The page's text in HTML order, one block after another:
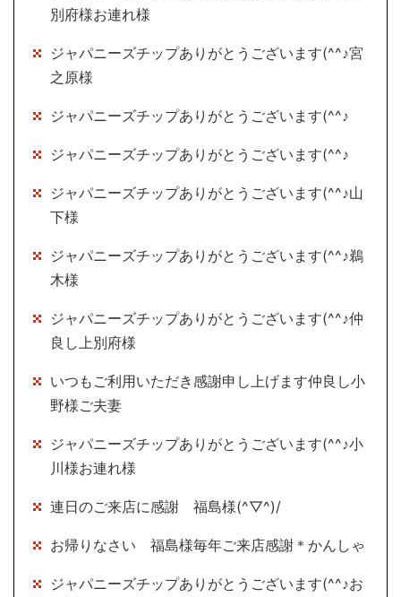
別府様お連れ様
ジャパニーズチップありがとうございます(^^♪宮
之原様
ジャパニーズチップありがとうございます(^^♪
ジャパニーズチップありがとうございます(^^♪
ジャパニーズチップありがとうございます(^^♪山
下様
ジャパニーズチップありがとうございます(^^♪鵜
木様
ジャパニーズチップありがとうございます(^^♪仲
良し上別府様
いつもご利用いただき感謝申し上げます仲良し小
野様ご夫妻
ジャパニーズチップありがとうございます(^^♪小
川様お連れ様
連日のご来店に感謝 福島様(^▽^)/
お帰りなさい 福島様毎年ご来店感謝＊かんしゃ
ジャパニーズチップありがとうございます(^^♪お